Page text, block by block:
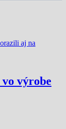
výrobe